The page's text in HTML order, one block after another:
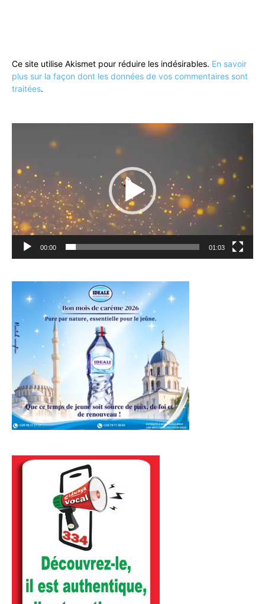
Ce site utilise Akismet pour réduire les indésirables. En savoir
plus sur la façon dont les données de vos commentaires sont
traitées.
00:00 01:03